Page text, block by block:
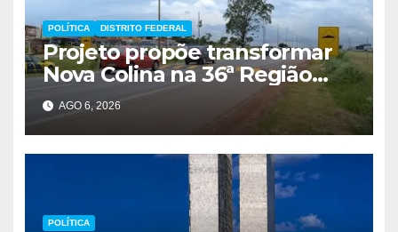
POLÍTICA DISTRITO FEDERAL
Projeto propõe transformar
Nova Colina na 36ª Região
Administrativa do Distrito
Federal
AGO 6, 2026
POLÍTICA